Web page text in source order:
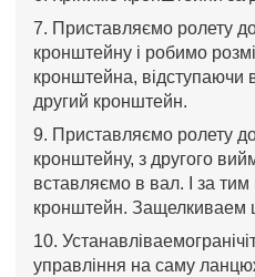
7. Приставляємо ролету
кронштейну і робимо
кронштейна, відступаючи
другий кронштейн.
9. Приставляємо ролету
кронштейну, з другого
вставляємо в вал. І за
кронштейн. Защелкиваем
10.
управління на саму